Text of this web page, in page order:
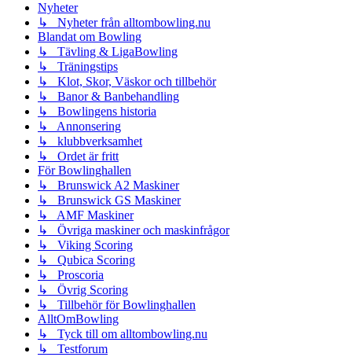
Nyheter
↳ Nyheter från alltombowling.nu
Blandat om Bowling
↳ Tävling & LigaBowling
↳ Träningstips
↳ Klot, Skor, Väskor och tillbehör
↳ Banor & Banbehandling
↳ Bowlingens historia
↳ Annonsering
↳ klubbverksamhet
↳ Ordet är fritt
För Bowlinghallen
↳ Brunswick A2 Maskiner
↳ Brunswick GS Maskiner
↳ AMF Maskiner
↳ Övriga maskiner och maskinfrågor
↳ Viking Scoring
↳ Qubica Scoring
↳ Proscoria
↳ Övrig Scoring
↳ Tillbehör för Bowlinghallen
AlltOmBowling
↳ Tyck till om alltombowling.nu
↳ Testforum